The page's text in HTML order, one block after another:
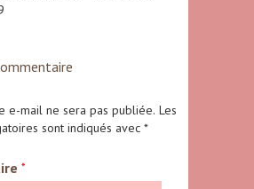
e-mail ne sera pas publiée. Les
sont indiqués avec *
*